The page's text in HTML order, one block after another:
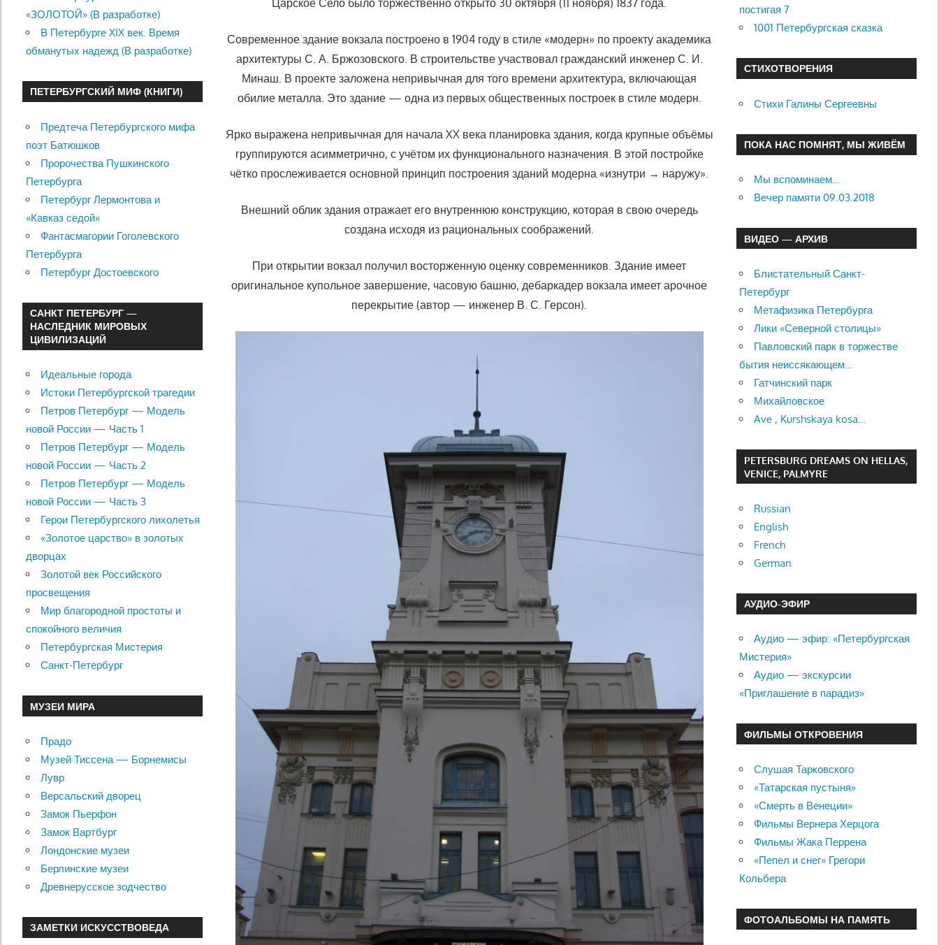
Царское Село было торжественно открыто 30 октября (11 ноября) 1837 года.
Современное здание вокзала построено в 1904 году в стиле «модерн» по проекту академика
архитектуры С. А. Бржозовского. В строительстве участвовал гражданский инженер С. И.
Минаш. В проекте заложена непривычная для того времени архитектура, включающая
обилие металла. Это здание — одна из первых общественных построек в стиле модерн.
Ярко выражена непривычная для начала XX века планировка здания, когда крупные объёмы
группируются асимметрично, с учётом их функционального назначения. В этой постройке
чётко прослеживается основной принцип построения зданий модерна «изнутри → наружу».
Внешний облик здания отражает его внутреннюю конструкцию, которая в свою очередь
создана исходя из рациональных соображений.
При открытии вокзал получил восторженную оценку современников. Здание имеет
оригинальное купольное завершение, часовую башню, дебаркадер вокзала имеет арочное
перекрытие (автор — инженер В. С. Герсон).
«ЗОЛОТОЙ» (В разработке)
В Петербурге XIX век. Время
обманутых надежд (В разработке)
ПЕТЕРБУРГСКИЙ МИФ (КНИГИ)
Предтеча Петербургского мифа
поэт Батюшков
Пророчества Пушкинского
Петербурга
Петербург Лермонтова и
«Кавказ седой»
Фантасмагории Гоголевского
Петербурга
Петербург Достоевского
САНКТ ПЕТЕРБУРГ —
НАСЛЕДНИК МИРОВЫХ
ЦИВИЛИЗАЦИЙ
Идеальные города
Истоки Петербургской трагедии
Петров Петербург — Модель
новой России — Часть 1
Петров Петербург — Модель
новой России — Часть 2
Петров Петербург — Модель
новой России — Часть 3
Герои Петербургского лихолетья
«Золотое царство» в золотых
дворцах
Золотой век Российского
просвещения
Мир благородной простоты и
спокойного величия
Петербургская Мистерия
Санкт-Петербург
МУЗЕИ МИРА
Прадо
Музей Тиссена — Борнемисы
Лувр
Версальский дворец
Замок Пьерфон
Замок Вартбург
Лондонские музеи
Берлинские музеи
Древнерусское зодчество
ЗАМЕТКИ ИСКУССТВОВЕДА
постигая 7
1001 Петербургская сказка
СТИХОТВОРЕНИЯ
Стихи Галины Сергеевны
ПОКА НАС ПОМНЯТ, МЫ ЖИВЁМ
Мы вспоминаем…
Вечер памяти 09.03.2018
ВИДЕО — АРХИВ
Блистательный Санкт-
Петербург
Метафизика Петербурга
Лики «Северной столицы»
Павловский парк в торжестве
бытия неиссякающем…
Гатчинский парк
Михайловское
Ave , Kurshskaya kosa…
PETERSBURG DREAMS ON HELLAS,
VENICE, PALMYRE
Russian
English
French
German
АУДИО-ЭФИР
Аудио — эфир: «Петербургская
Мистерия»
Аудио — экскурсии
«Приглашение в парадиз»
ФИЛЬМЫ ОТКРОВЕНИЯ
Слушая Тарковского
«Татарская пустыня»
«Смерть в Венеции»
Фильмы Вернера Херцога
Фильмы Жака Перрена
«Пепел и снег» Грегори
Кольбера
ФОТОАЛЬБОМЫ НА ПАМЯТЬ